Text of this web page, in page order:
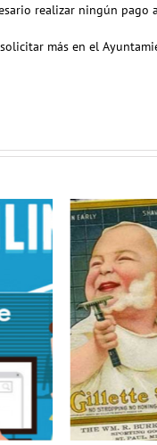
realizar ningún pago
más en el